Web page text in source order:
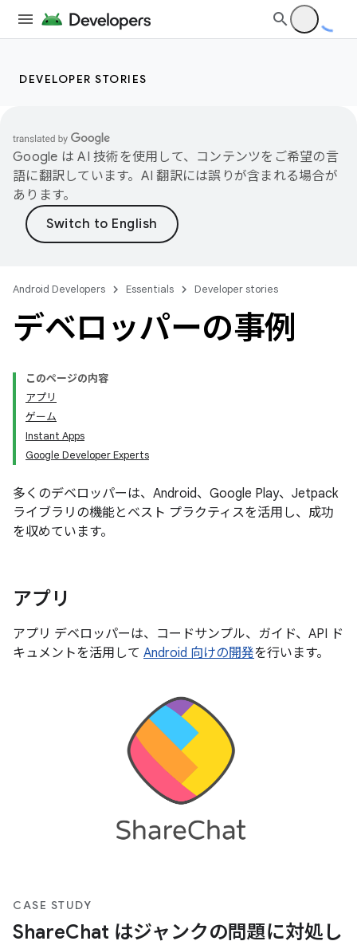
DEVELOPER STORIES
Google は AI 技術を使用して、コンテンツをご希望の言
語に翻訳しています。AI 翻訳には誤りが含まれる場合が
あります。
Android Developers Essentials Developer stories
デベロッパーの事例
このページの内容
アプリ
ゲーム
Instant Apps
Google Developer Experts
多くのデベロッパーは、Android、Google Play、Jetpack
ライブラリの機能とベスト プラクティスを活用し、成功
を収めています。
アプリ
アプリ デベロッパーは、コードサンプル、ガイド、API ド
キュメントを活用して Android 向けの開発を行います。
CASE STUDY
ShareChat はジャンクの問題に対処し